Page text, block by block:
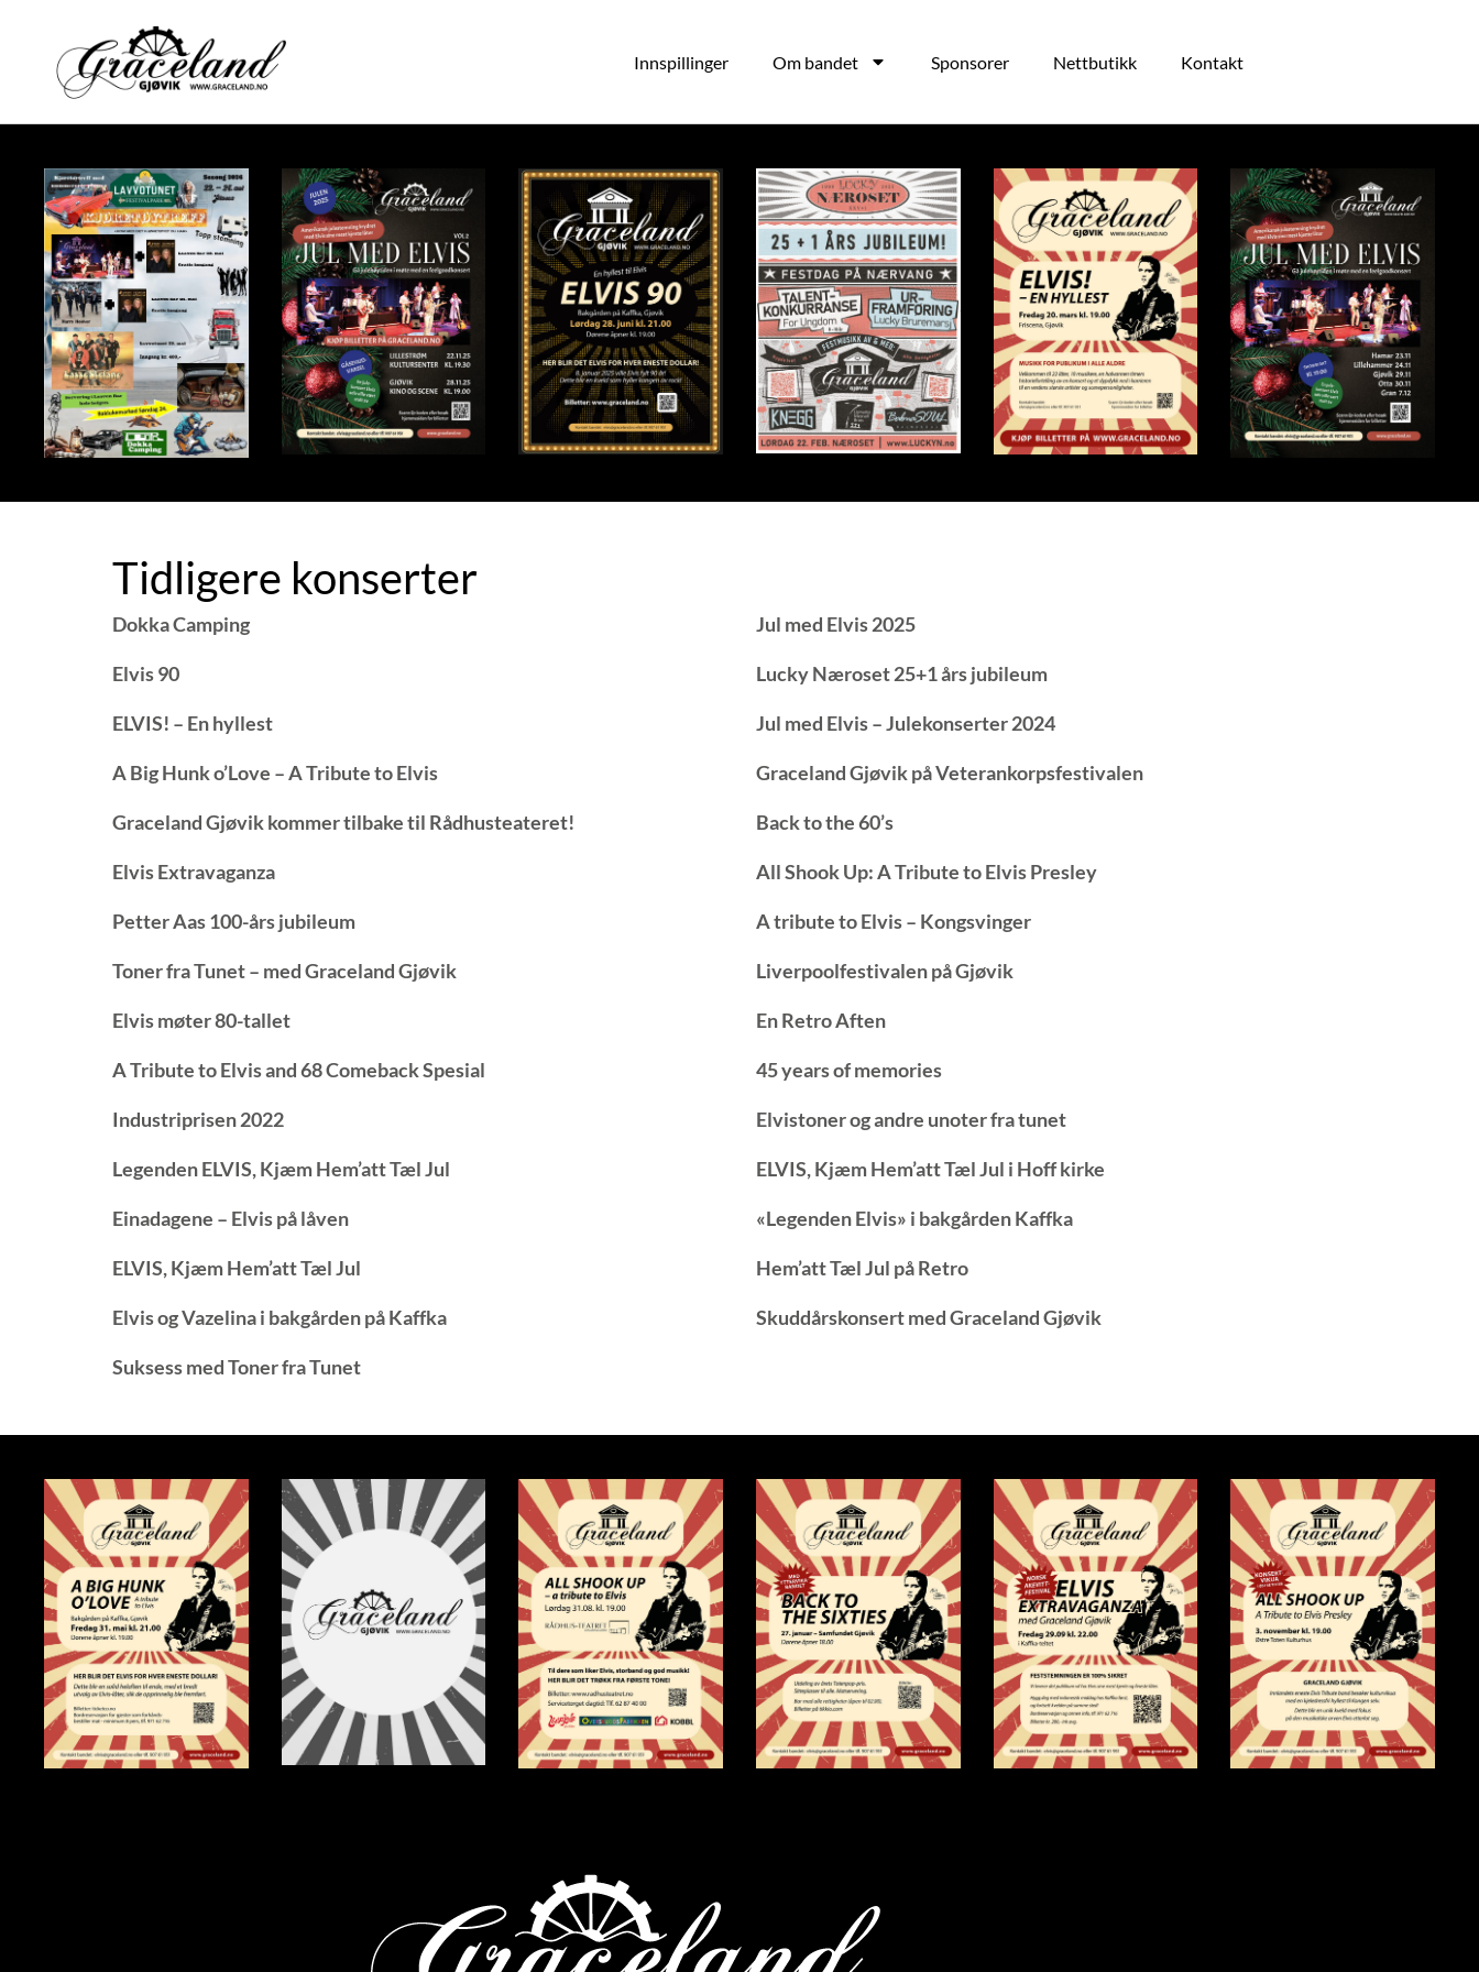
Innspillinger Om bandet Sponsorer Nettbutikk Kontakt
Tidligere konserter
Dokka Camping Jul med Elvis 2025
Elvis 90 Lucky Næroset 25+1 års jubileum
ELVIS! – En hyllest Jul med Elvis – Julekonserter 2024
A Big Hunk o’Love – A Tribute to Elvis Graceland Gjøvik på Veterankorpsfestivalen
Graceland Gjøvik kommer tilbake til Rådhusteateret! Back to the 60’s
Elvis Extravaganza All Shook Up: A Tribute to Elvis Presley
Petter Aas 100-års jubileum A tribute to Elvis – Kongsvinger
Toner fra Tunet – med Graceland Gjøvik Liverpoolfestivalen på Gjøvik
Elvis møter 80-tallet En Retro Aften
A Tribute to Elvis and 68 Comeback Spesial 45 years of memories
Industriprisen 2022 Elvistoner og andre unoter fra tunet
Legenden ELVIS, Kjæm Hem’att Tæl Jul ELVIS, Kjæm Hem’att Tæl Jul i Hoff kirke
Einadagene – Elvis på låven «Legenden Elvis» i bakgården Kaffka
ELVIS, Kjæm Hem’att Tæl Jul Hem’att Tæl Jul på Retro
Elvis og Vazelina i bakgården på Kaffka Skuddårskonsert med Graceland Gjøvik
Suksess med Toner fra Tunet